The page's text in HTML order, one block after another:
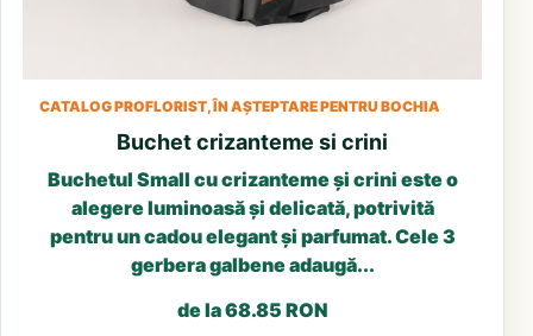
CATALOG PROFLORIST, ÎN AȘTEPTARE PENTRU BOCHIA
Buchet crizanteme si crini
Buchetul Small cu crizanteme și crini este o
alegere luminoasă și delicată, potrivită
pentru un cadou elegant și parfumat. Cele 3
gerbera galbene adaugă...
de la 68.85 RON